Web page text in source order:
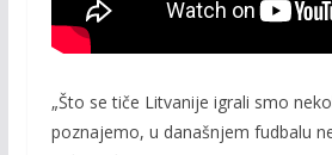
„Što se tiče Litvanije igrali smo
poznajemo, u današnjem fudbalu